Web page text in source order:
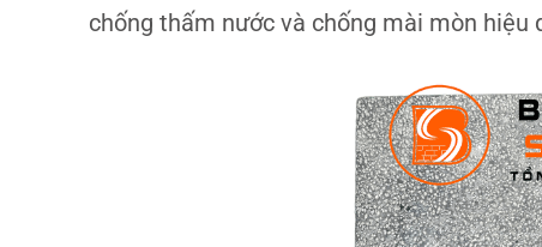
chống thấm nước và chống mài mòn hiệu